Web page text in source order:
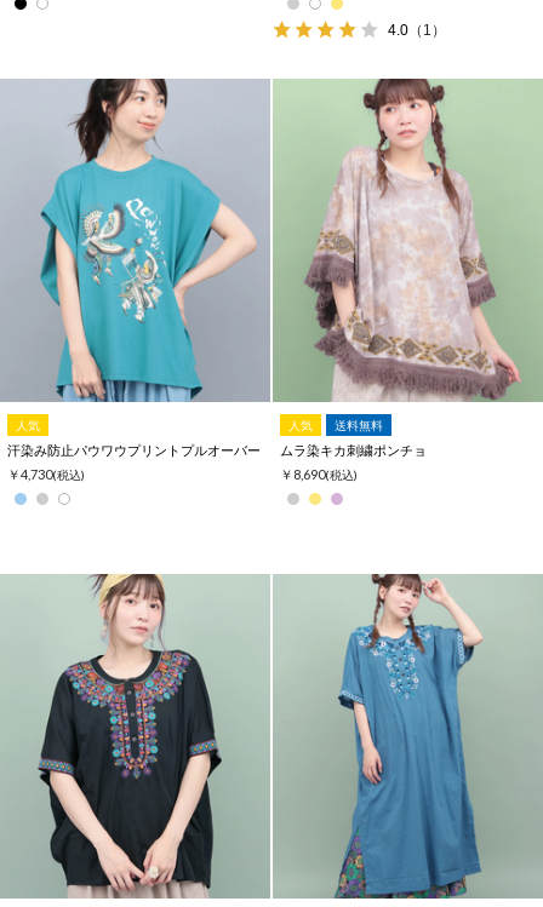
4.0 （1）
人気
汗染み防止パウワウプリントプルオーバー
￥4,730(税込)
人気 送料無料
ムラ染キカ刺繍ポンチョ
￥8,690(税込)